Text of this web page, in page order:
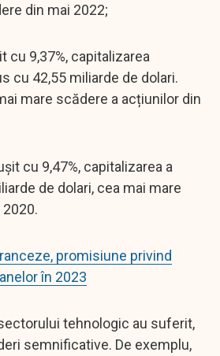
din mai 2022;
cu 9,37%, capitalizarea
cu 42,55 miliarde de dolari.
mare scădere a acțiunilor din
cu 9,47%, capitalizarea a
de dolari, cea mai mare
promisiune privind
în 2023
tehnologic au suferit,
semnificative. De exemplu,